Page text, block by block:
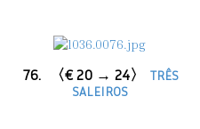
76. 〈€ 20 → 24〉
TRÊS
SALEIROS